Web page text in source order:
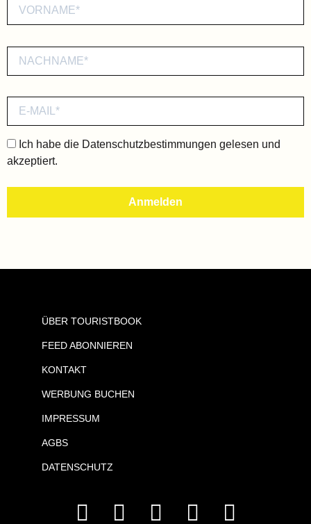
Ich habe die Datenschutzbestimmungen gelesen und
akzeptiert.
ÜBER TOURISTBOOK
FEED ABONNIEREN
KONTAKT
WERBUNG BUCHEN
IMPRESSUM
AGBS
DATENSCHUTZ